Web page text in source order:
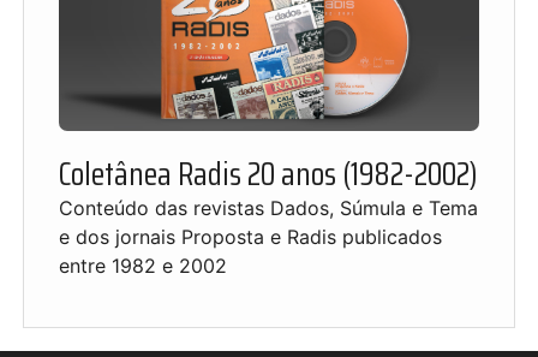
Coletânea Radis 20 anos (1982-2002)
Conteúdo das revistas Dados, Súmula e Tema
e dos jornais Proposta e Radis publicados
entre 1982 e 2002